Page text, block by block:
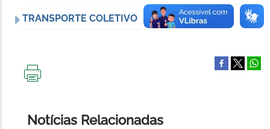
TRANSPORTE COLETIVO
Notícias Relacionadas